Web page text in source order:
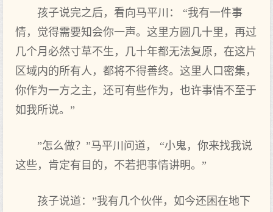
孩子说完之后，看向马平川： “我有一件事
情，觉得需要知会你一声。这里方圆几十里，再过
几个月必然寸草不生，几十年都无法复原，在这片
区域内的所有人，都将不得善终。这里人口密集，
你作为一方之主，还可有些作为，也许事情不至于
如我所说。”
”怎么做？”马平川问道， “小鬼，你来找我说
这些，肯定有目的，不若把事情讲明。”
孩子说道：”我有几个伙伴，如今还困在地下